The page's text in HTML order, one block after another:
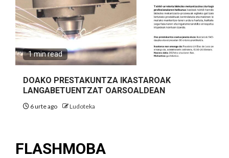
1 min read
DOAKO PRESTAKUNTZA IKASTAROAK
LANGABETUENTZAT OARSOALDEAN
6 urte ago Ludoteka
FLASHMOBA